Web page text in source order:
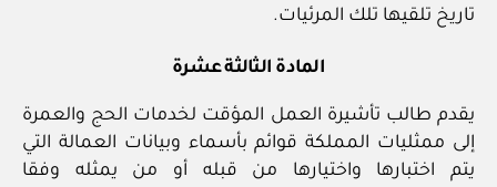
تاريخ تلقيها تلك المرئيات.
المادة الثالثة عشرة
يقدم طالب تأشيرة العمل المؤقت لخدمات الحج والعمرة
إلى ممثليات المملكة قوائم بأسماء وبيانات العمالة التي
يتم اختبارها واختيارها من قبله أو من يمثله وفقا